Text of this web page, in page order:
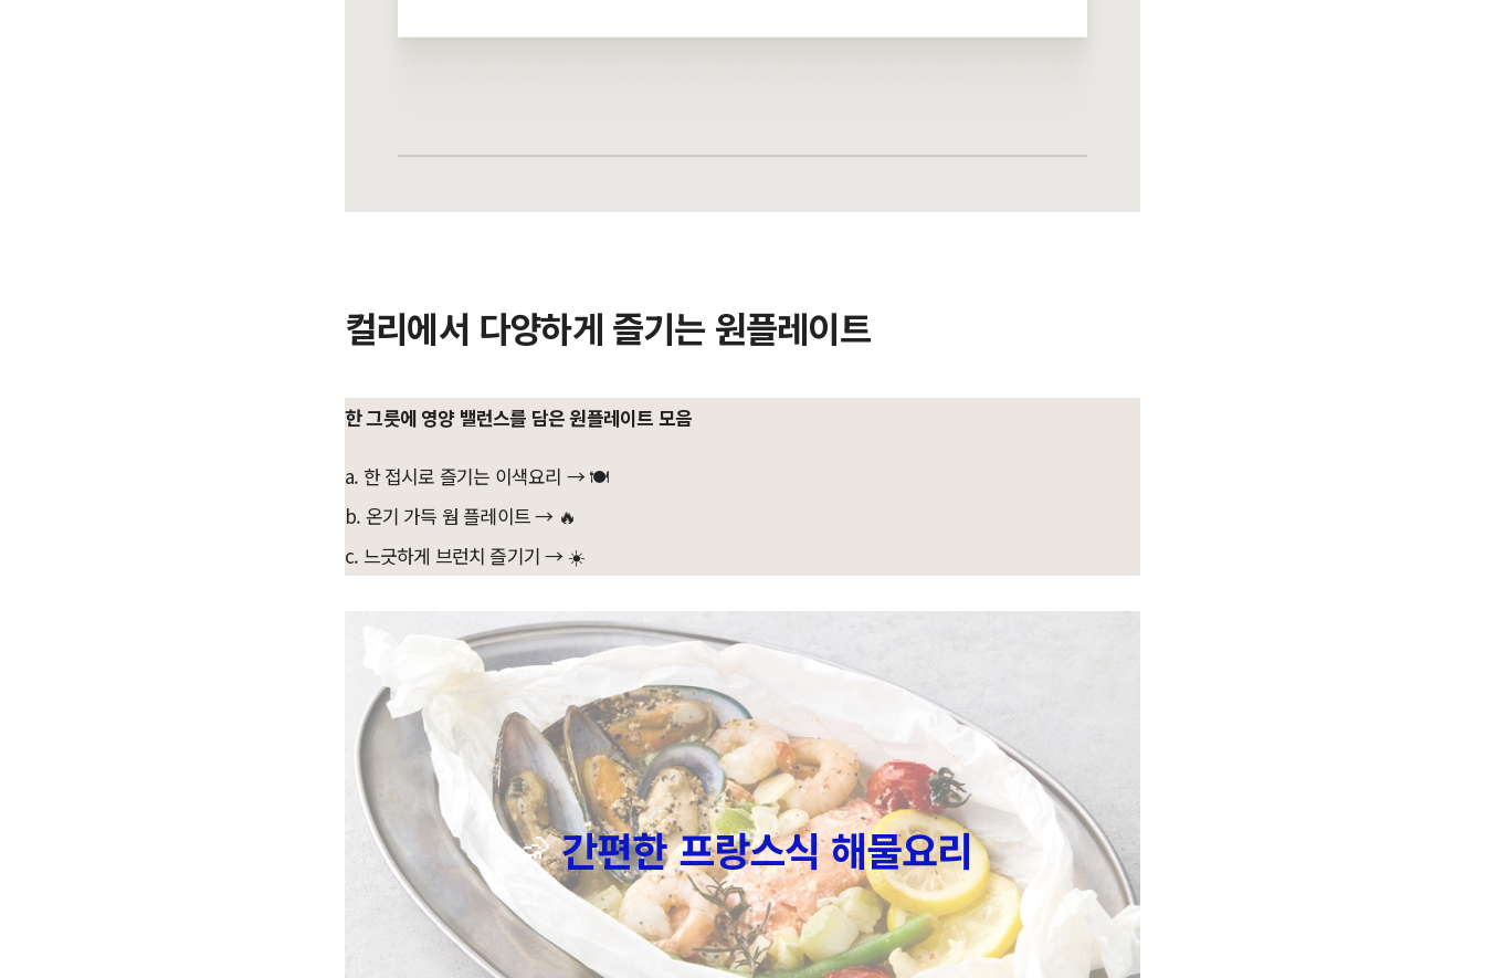
컬리에서 다양하게 즐기는 원플레이트
한 그릇에 영양 밸런스를 담은 원플레이트 모음
a. 한 접시로 즐기는 이색요리 → 🍽️
b. 온기 가득 웜 플레이트 → 🔥
c. 느긋하게 브런치 즐기기 → ☀️
🦐간편한 프랑스식 해물요리